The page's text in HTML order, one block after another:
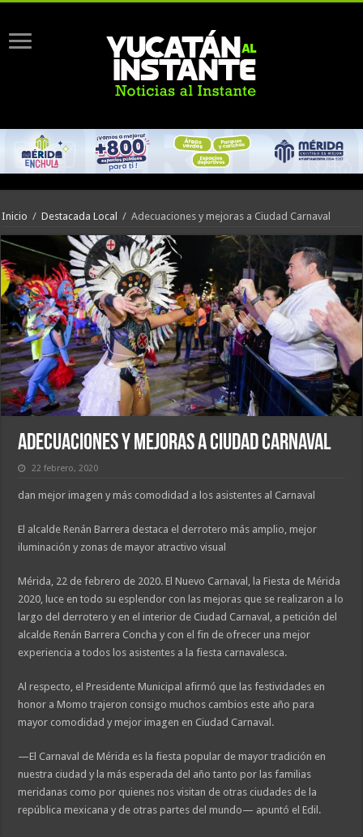
Inicio / Destacada Local / Adecuaciones y mejoras a Ciudad Carnaval
Adecuaciones y mejoras a Ciudad Carnaval
22 febrero, 2020
dan mejor imagen y más comodidad a los asistentes al Carnaval
El alcalde Renán Barrera destaca el derrotero más amplio, mejor
iluminación y zonas de mayor atractivo visual
Mérida, 22 de febrero de 2020. El Nuevo Carnaval, la Fiesta de Mérida
2020, luce en todo su esplendor con las mejoras que se realizaron a lo
largo del derrotero y en el interior de Ciudad Carnaval, a petición del
alcalde Renán Barrera Concha y con el fin de ofrecer una mejor
experiencia a todos los asistentes a la fiesta carnavalesca.
Al respecto, el Presidente Municipal afirmó que las festividades en
honor a Momo trajeron consigo muchos cambios este año para
mayor comodidad y mejor imagen en Ciudad Carnaval.
—El Carnaval de Mérida es la fiesta popular de mayor tradición en
nuestra ciudad y la más esperada del año tanto por las familias
meridanas como por quienes nos visitan de otras ciudades de la
república mexicana y de otras partes del mundo— apuntó el Edil.